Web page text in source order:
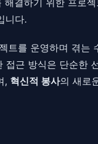
니다.
트를 운영하며 겪는
근 방식은 단순한
, 혁신적 봉사의 새로